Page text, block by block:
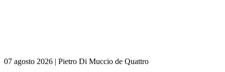
07 agosto 2026 | Pietro Di Muccio de Quattro